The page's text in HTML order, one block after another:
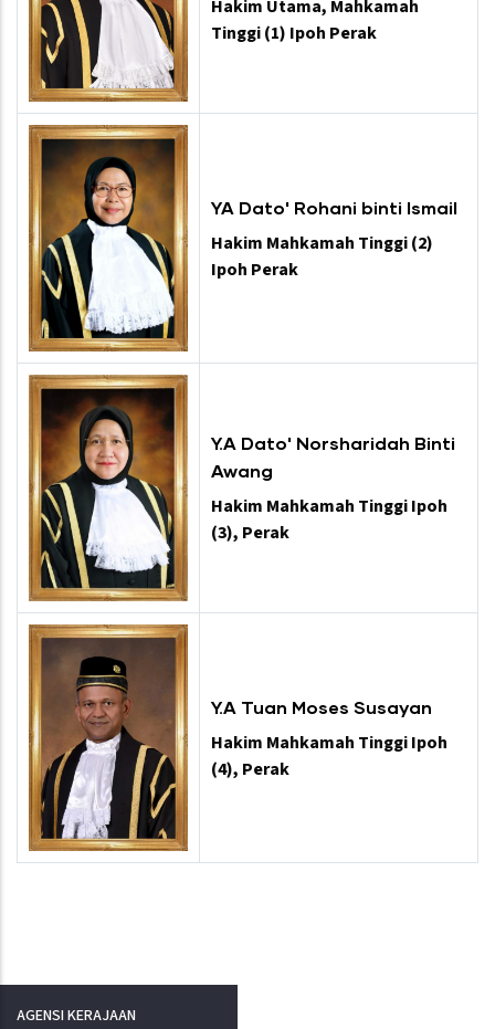
Hakim Utama, Mahkamah
Tinggi (1) Ipoh Perak
YA Dato' Rohani binti Ismail
Hakim Mahkamah Tinggi (2)
Ipoh Perak
Y.A Dato' Norsharidah Binti
Awang
Hakim Mahkamah Tinggi Ipoh
(3), Perak
Y.A Tuan Moses Susayan
Hakim Mahkamah Tinggi Ipoh
(4), Perak
AGENSI KERAJAAN